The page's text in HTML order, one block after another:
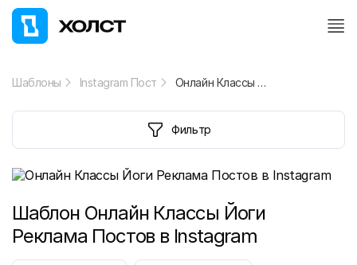
Шаблоны Instagram Пост Онлайн Классы Йоги Реклама Постов в Instagram
Фильтр
Шаблон Онлайн Классы Йоги
Реклама Постов в Instagram